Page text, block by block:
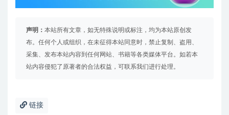
声明： 本站所有文章，如无特殊说明或标注，均为本站原创发
布。任何个人或组织，在未征得本站同意时，禁止复制、盗用、
采集、发布本站内容到任何网站、书籍等各类媒体平台。如若本
站内容侵犯了原著者的合法权益，可联系我们进行处理。
链接